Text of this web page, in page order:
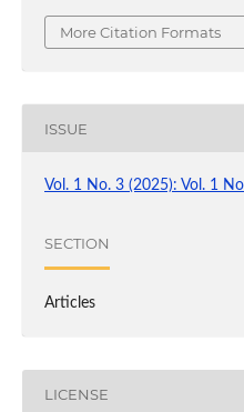
More Citation Formats
ISSUE
Vol. 1 No. 3 (2025): Vol. 1
SECTION
Articles
LICENSE